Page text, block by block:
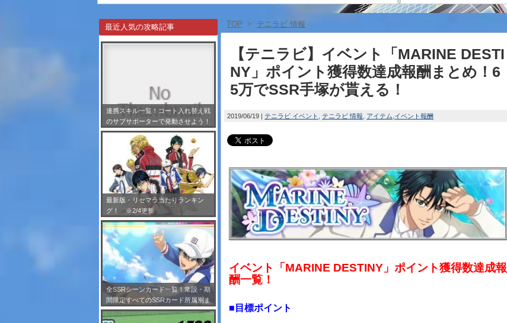
最近人気の攻略記事
連携スキル一覧！コート入れ替え戦
のサブサポーターで発動させよう！
※7/24更新
最新版・リセマラ当たりランキン
グ！ ※2/4更新
全SSRシーンカード一覧！常設・期
間限定すべてのSSRカード所属別ま
とめ！※2/4更新
TOP > テニラビ 情報
【テニラビ】イベント「MARINE DESTI
NY」ポイント獲得数達成報酬まとめ！6
5万でSSR手塚が貰える！
2019/06/19 テニラビ イベント テニラビ 情報 アイテム イベント報酬
イベント「MARINE DESTINY」ポイント獲得数達成報
酬一覧！
■目標ポイント